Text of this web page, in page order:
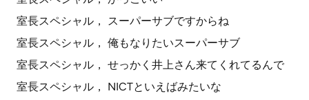
室長スペシャル， スーパーサブですからね
室長スペシャル， 俺もなりたいスーパーサブ
室長スペシャル， せっかく井上さん来てくれてるんで
室長スペシャル， NICTといえばみたいな